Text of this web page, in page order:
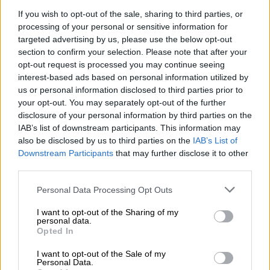
If you wish to opt-out of the sale, sharing to third parties, or
processing of your personal or sensitive information for
targeted advertising by us, please use the below opt-out
section to confirm your selection. Please note that after your
opt-out request is processed you may continue seeing
interest-based ads based on personal information utilized by
us or personal information disclosed to third parties prior to
your opt-out. You may separately opt-out of the further
disclosure of your personal information by third parties on the
IAB’s list of downstream participants. This information may
also be disclosed by us to third parties on the IAB’s List of
Downstream Participants that may further disclose it to other
Please note that this website/app uses one or more Google
not limited to your visit or usage behaviour. You may click to
grant or deny consent to Google and its third-party tags to
use your data for below specified purposes in below Google
consent section.
Personal Data Processing Opt Outs
I want to opt-out of the Sharing of my
personal data.
Opted In
I want to opt-out of the Sale of my
Personal Data.
Ελλάδα|02.02.2022 07:16
Βιασμός στη Θεσσαλονίκη: Εξέταση
DNA τρίχας και επανέλεγχο του
δείγματος ούρων θα ζητήσει η
24χρονη
Ελλάδα| 08.02.2022 14:11
Βιασμός 24χρονης: Την επόμενη
βδομάδα η έκθεση του τεχνικού
συμβούλου-Περιμένουν τις κινήσεις
της ανακρίτριας
Αναλυτικά το μήνυμά της:
«Έπειτα από έναν καταιγισμό αγάπης και